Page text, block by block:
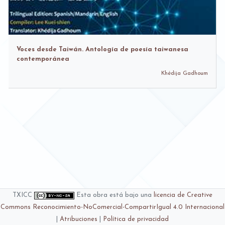
Voces desde Taiwán. Antología de poesía taiwanesa
contemporánea
Khédija Gadhoum
TXICC Esta obra está bajo una
licencia de Creative
Commons Reconocimiento-NoComercial-CompartirIgual 4.0 Internacional
Atribuciones Política de privacidad